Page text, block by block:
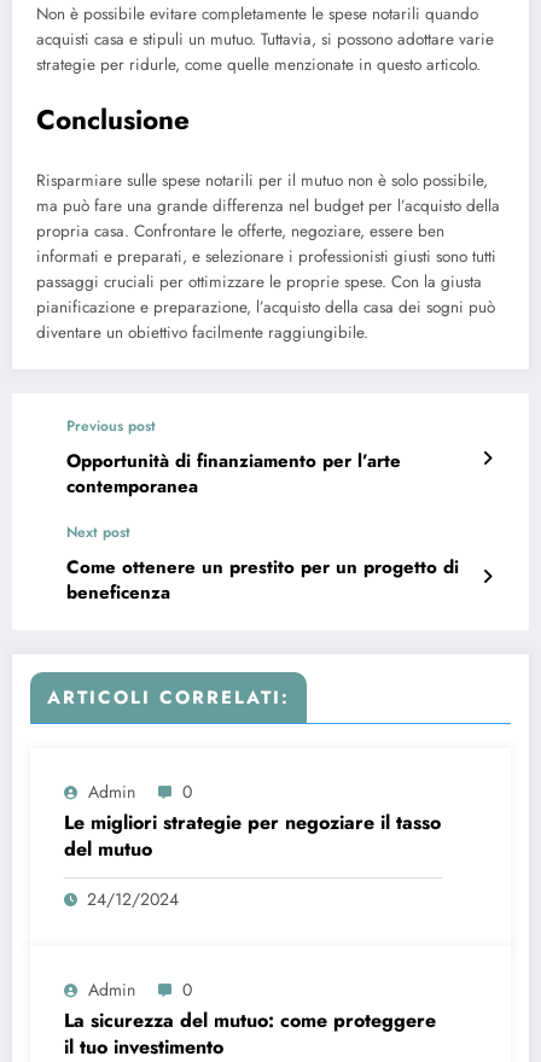
Non è possibile evitare completamente le spese notarili quando
acquisti casa e stipuli un mutuo. Tuttavia, si possono adottare varie
strategie per ridurle, come quelle menzionate in questo articolo.
Conclusione
Risparmiare sulle spese notarili per il mutuo non è solo possibile,
ma può fare una grande differenza nel budget per l’acquisto della
propria casa. Confrontare le offerte, negoziare, essere ben
informati e preparati, e selezionare i professionisti giusti sono tutti
passaggi cruciali per ottimizzare le proprie spese. Con la giusta
pianificazione e preparazione, l’acquisto della casa dei sogni può
diventare un obiettivo facilmente raggiungibile.
Previous post
Opportunità di finanziamento per l’arte
contemporanea
Next post
Come ottenere un prestito per un progetto di
beneficenza
ARTICOLI CORRELATI:
Admin 0
Le migliori strategie per negoziare il tasso
del mutuo
24/12/2024
Admin 0
La sicurezza del mutuo: come proteggere
il tuo investimento